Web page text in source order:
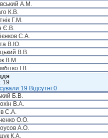
А.М.
К.В.
Г.М.
Є.В.
С.А.
В.Ю.
В.В.
В.М.
І.В.
19
Відсутні:0
Б.В.
В.А.
С.А.
О.О.
А.О.
К.А.